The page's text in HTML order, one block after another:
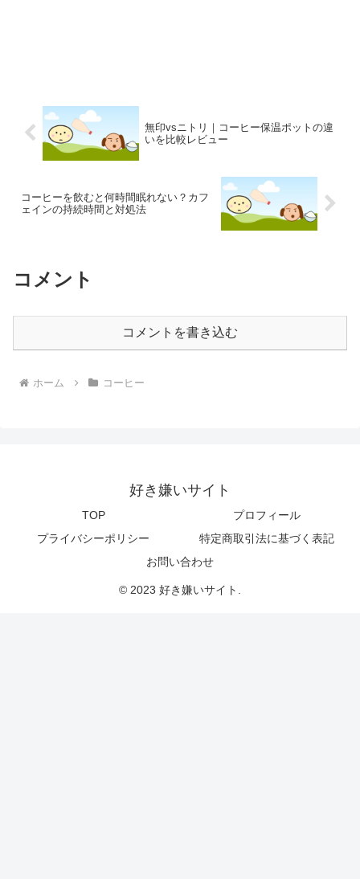
無印vsニトリ｜コーヒー保温ポットの違
いを比較レビュー
コーヒーを飲むと何時間眠れない？カフ
ェインの持続時間と対処法
コメント
コメントを書き込む
ホーム コーヒー
好き嫌いサイト
TOP
プロフィール
プライバシーポリシー
特定商取引法に基づく表記
お問い合わせ
© 2023 好き嫌いサイト.